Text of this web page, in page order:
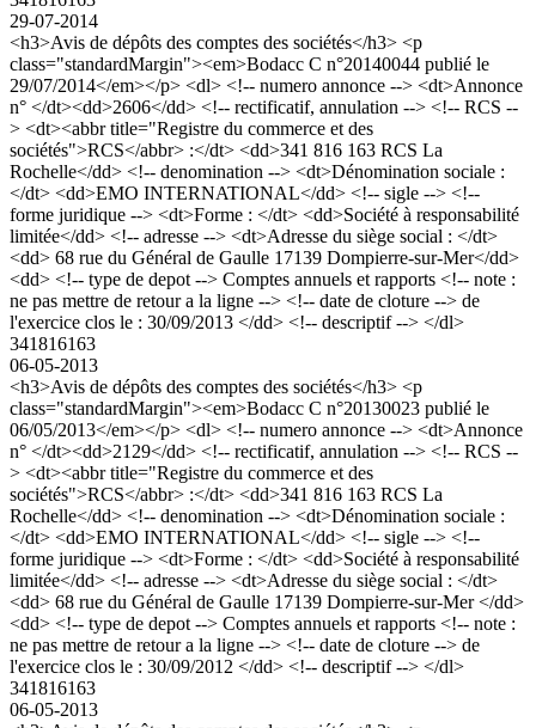
29-07-2014
<h3>Avis de dépôts des comptes des sociétés</h3> <p
class="standardMargin"><em>Bodacc C n°20140044 publié le
29/07/2014</em></p> <dl> <!-- numero annonce --> <dt>Annonce
n° </dt><dd>2606</dd> <!-- rectificatif, annulation --> <!-- RCS --
> <dt><abbr title="Registre du commerce et des
sociétés">RCS</abbr> :</dt> <dd>341 816 163 RCS La
Rochelle</dd> <!-- denomination --> <dt>Dénomination sociale :
</dt> <dd>EMO INTERNATIONAL</dd> <!-- sigle --> <!--
forme juridique --> <dt>Forme : </dt> <dd>Société à responsabilité
limitée</dd> <!-- adresse --> <dt>Adresse du siège social : </dt>
<dd> 68 rue du Général de Gaulle 17139 Dompierre-sur-Mer</dd>
<dd> <!-- type de depot --> Comptes annuels et rapports <!-- note :
ne pas mettre de retour a la ligne --> <!-- date de cloture --> de
l'exercice clos le : 30/09/2013 </dd> <!-- descriptif --> </dl>
341816163
06-05-2013
<h3>Avis de dépôts des comptes des sociétés</h3> <p
class="standardMargin"><em>Bodacc C n°20130023 publié le
06/05/2013</em></p> <dl> <!-- numero annonce --> <dt>Annonce
n° </dt><dd>2129</dd> <!-- rectificatif, annulation --> <!-- RCS --
> <dt><abbr title="Registre du commerce et des
sociétés">RCS</abbr> :</dt> <dd>341 816 163 RCS La
Rochelle</dd> <!-- denomination --> <dt>Dénomination sociale :
</dt> <dd>EMO INTERNATIONAL</dd> <!-- sigle --> <!--
forme juridique --> <dt>Forme : </dt> <dd>Société à responsabilité
limitée</dd> <!-- adresse --> <dt>Adresse du siège social : </dt>
<dd> 68 rue du Général de Gaulle 17139 Dompierre-sur-Mer </dd>
<dd> <!-- type de depot --> Comptes annuels et rapports <!-- note :
ne pas mettre de retour a la ligne --> <!-- date de cloture --> de
l'exercice clos le : 30/09/2012 </dd> <!-- descriptif --> </dl>
341816163
06-05-2013